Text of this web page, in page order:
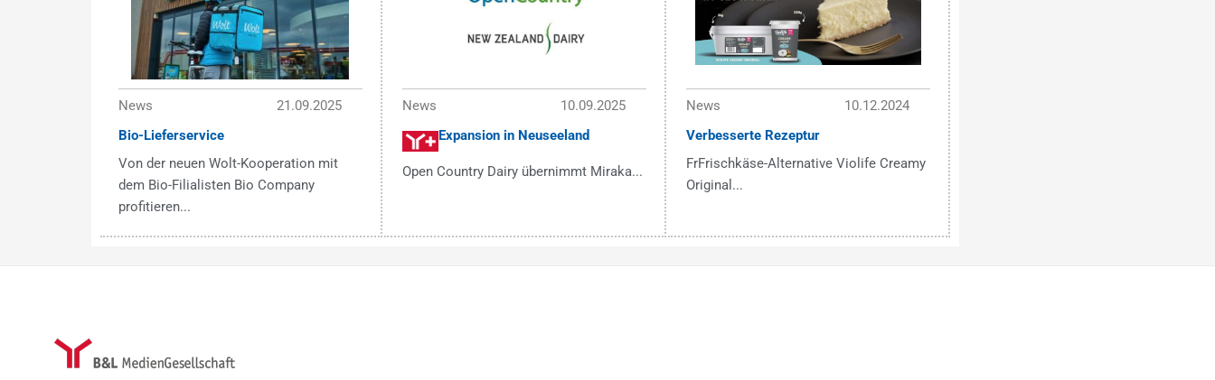
News
21.09.2025
Bio-Lieferservice
Von der neuen Wolt-Kooperation mit
dem Bio-Filialisten Bio Company
profitieren...
News
10.09.2025
Expansion in Neuseeland
Open Country Dairy übernimmt Miraka...
News
10.12.2024
Verbesserte Rezeptur
FrFrischkäse-Alternative Violife Creamy
Original...